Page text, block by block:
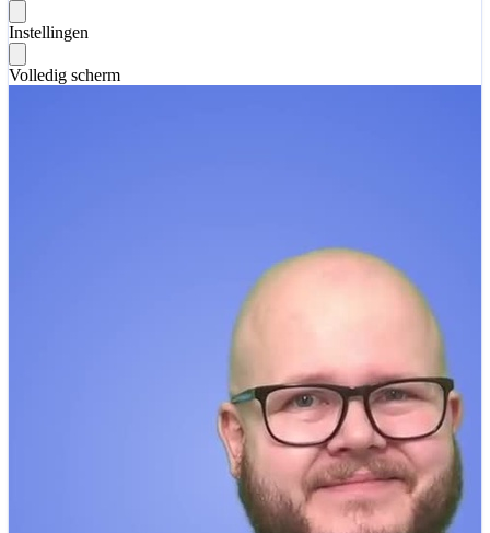
Instellingen
Volledig scherm